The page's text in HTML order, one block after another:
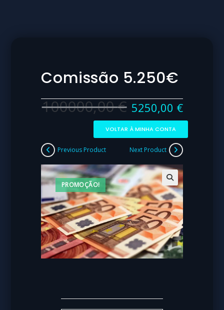
Comissão 5.250€
100000,00€ 5250,00 €
VOLTAR À MINHA CONTA
PROMOÇÃO!
Previous Product Next Product